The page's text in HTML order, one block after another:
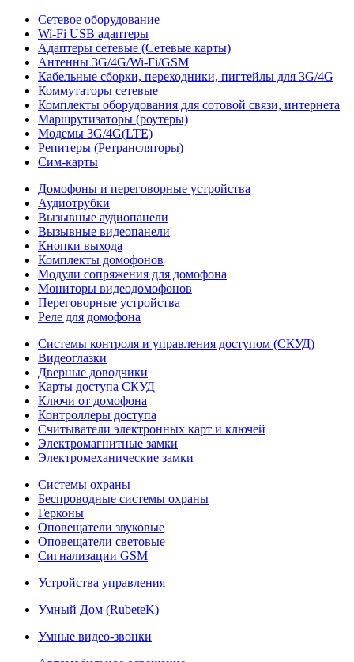
Сетевое оборудование
Wi-Fi USB адаптеры
Адаптеры сетевые (Сетевые карты)
Антенны 3G/4G/Wi-Fi/GSM
Кабельные сборки, переходники, пигтейлы для 3G/4G
Коммутаторы сетевые
Комплекты оборудования для сотовой связи, интернета
Маршрутизаторы (роутеры)
Модемы 3G/4G(LTE)
Репитеры (Ретрансляторы)
Сим-карты
Домофоны и переговорные устройства
Аудиотрубки
Вызывные аудиопанели
Вызывные видеопанели
Кнопки выхода
Комплекты домофонов
Модули сопряжения для домофона
Мониторы видеодомофонов
Переговорные устройства
Реле для домофона
Системы контроля и управления доступом (СКУД)
Видеоглазки
Дверные доводчики
Карты доступа СКУД
Ключи от домофона
Контроллеры доступа
Считыватели электронных карт и ключей
Электромагнитные замки
Электромеханические замки
Системы охраны
Беспроводные системы охраны
Герконы
Оповещатели звуковые
Оповещатели световые
Сигнализации GSM
Устройства управления
Умный Дом (RubeteK)
Умные видео-звонки